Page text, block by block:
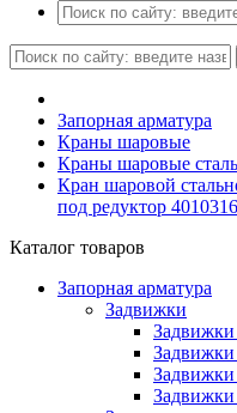
Запорная арматура
Краны шаровые
Краны шаровые
Кран шаровой
под редуктор
Каталог товаров
Запорная арматура
Задвижки
Задвижки